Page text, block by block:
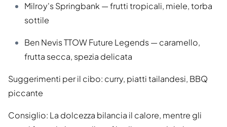
Milroy's Springbank — frutti tropicali, miele, torba
sottile
Ben Nevis TTOW Future Legends — caramello,
frutta secca, spezia delicata
Suggerimenti per il cibo: curry, piatti tailandesi, BBQ
piccante
Consiglio: La dolcezza bilancia il calore, mentre gli